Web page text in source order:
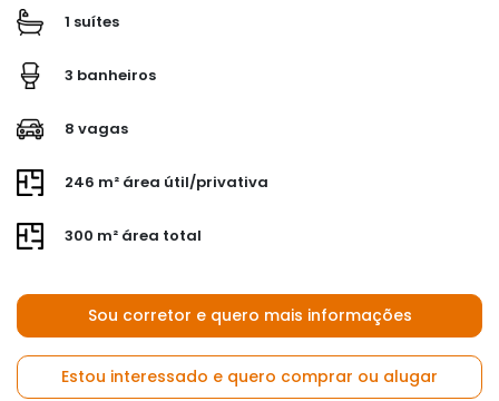
1 suítes
3 banheiros
8 vagas
246 m² área útil/privativa
300 m² área total
Sou corretor e quero mais informações
Estou interessado e quero comprar ou alugar